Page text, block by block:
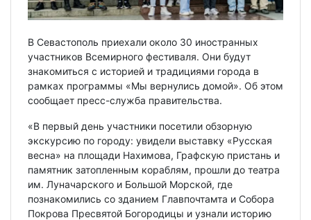
В Севастополь приехали около 30 иностранных
участников Всемирного фестиваля. Они будут
знакомиться с историей и традициями города в
рамках программы «Мы вернулись домой». Об этом
сообщает пресс-служба правительства.
«В первый день участники посетили обзорную
экскурсию по городу: увидели выставку «Русская
весна» на площади Нахимова, Графскую пристань и
памятник затопленным кораблям, прошли до театра
им. Луначарского и Большой Морской, где
познакомились со зданием Главпочтамта и Собора
Покрова Пресвятой Богородицы и узнали историю